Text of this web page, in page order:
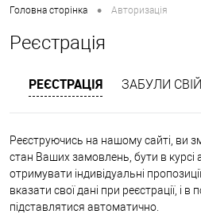
Головна сторінка • Авторизація
Реєстрація
РЕЄСТРАЦІЯ ЗАБУЛИ
Реєструючись на нашому сайті, ви
стан Ваших замовлень, бути в курсі
отримувати індивідуальні
вказати свої дані при реєстрації, і
підставлятися автоматично.